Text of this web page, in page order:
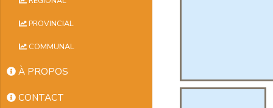
PROVINCIAL
COMMUNAL
À PROPOS
CONTACT